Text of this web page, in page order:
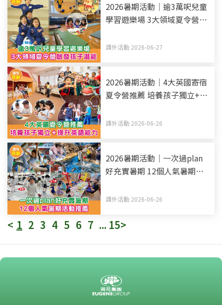
2026暑期活動｜逾3萬呎兒童
學習遊樂場 3大領域夏令營啟
課外活動 2026-06-27
2026暑期活動｜4大英國寄宿
夏令營推薦 培養孩子獨立+提
課外活動 2026-06-26
2026暑期活動｜一次過plan
好充實暑期 12個人氣暑期活
課外活動 2026-06-26
< 1 2 3 4 5 6 7 ... 15>